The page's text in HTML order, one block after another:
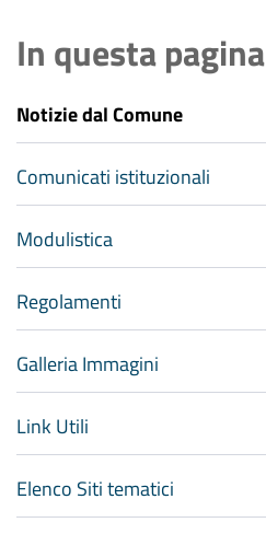
In questa pagina
Notizie dal Comune
Comunicati istituzionali
Modulistica
Regolamenti
Galleria Immagini
Link Utili
Elenco Siti tematici